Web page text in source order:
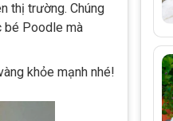
thị trường. Chúng
bé Poodle mà
khỏe mạnh nhé!